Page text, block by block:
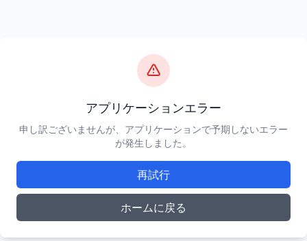
アプリケーションエラー
申し訳ございませんが、アプリケーションで予期しないエラー
が発生しました。
再試行
ホームに戻る